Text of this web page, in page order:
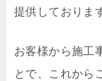
提供しておりま
お客様から施工
とで、これから